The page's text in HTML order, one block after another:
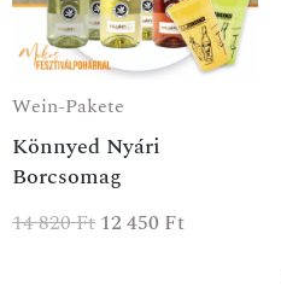
Wein-Pakete
Könnyed Nyári
Borcsomag
14 820Ft12 450 Ft